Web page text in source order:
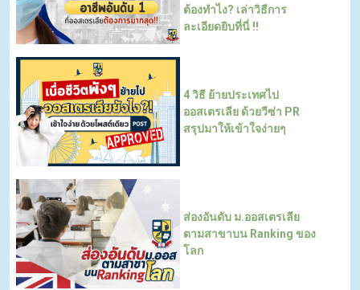
ต้องทำไง? เล่าวิธีการ
ละเอียดยิบที่นี่ !!
4 วิธี ย้ายประเทศไป
ออสเตรเลีย ด้วยวีซ่า PR
สรุปมาให้เข้าใจง่ายๆ
ส่องอันดับ ม.ออสเตรเลีย
ตามสาขาบน Ranking ของ
โลก